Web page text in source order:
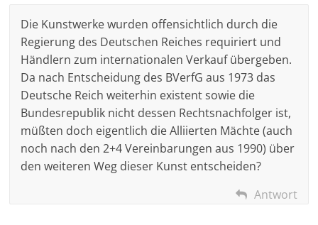
Die Kunstwerke wurden offensichtlich durch die
Regierung des Deutschen Reiches requiriert und
Händlern zum internationalen Verkauf übergeben.
Da nach Entscheidung des BVerfG aus 1973 das
Deutsche Reich weiterhin existent sowie die
Bundesrepublik nicht dessen Rechtsnachfolger ist,
müßten doch eigentlich die Alliierten Mächte (auch
noch nach den 2+4 Vereinbarungen aus 1990) über
den weiteren Weg dieser Kunst entscheiden?
Antwort